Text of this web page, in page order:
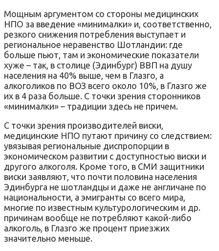
Мощным аргументом со стороны медицинских
НПО за введение «минималки» и, соответственно,
резкого снижения потребления выступает и
региональное неравенство Шотландии: где
больше пьют, там и экономические показатели
хуже – так, в столице (Эдинбург) ВВП на душу
населения на 40% выше, чем в Глазго, а
алкоголиков по ВОЗ всего около 10%, в Глазго же
их в 4 раза больше. С точки зрения сторонников
«минималки» – традиции здесь не причем.
С точки зрения производителей виски,
медицинские НПО путают причину со следствием:
увязывая региональные диспропорции в
экономическом развитии с доступностью виски и
другого алкоголя. Кроме того, в СМИ защитники
виски заявляют, что почти половина населения
Эдинбурга не шотландцы и даже не англичане по
национальности, а эмигранты со всего мира,
многие по известным культурологическим и др.
причинам вообще не потребляют какой-либо
алкоголь, в Глазго же процент приезжих
значительно меньше.